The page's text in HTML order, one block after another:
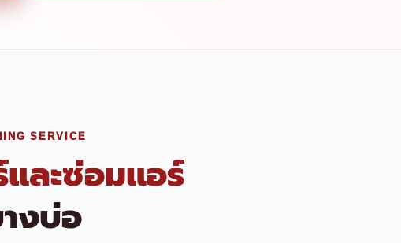
SERVICE
ละซ่อมแอร์
งบ่อ